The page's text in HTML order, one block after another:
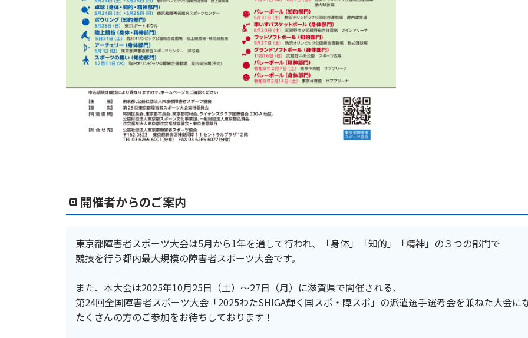
開催者からのご案内
東京都障害者スポーツ大会は5月から1年を通して行われ、「身体」「知的」「精神」の３つの部門で
競技を行う都内最大規模の障害者スポーツ大会です。
また、本大会は2025年10月25日（土）～27日（月）に滋賀県で開催される、
第24回全国障害者スポーツ大会「2025わたSHIGA輝く国スポ・障スポ」の派遣選手選考会を兼ねた大会にな
たくさんの方のご参加をお待ちしております！